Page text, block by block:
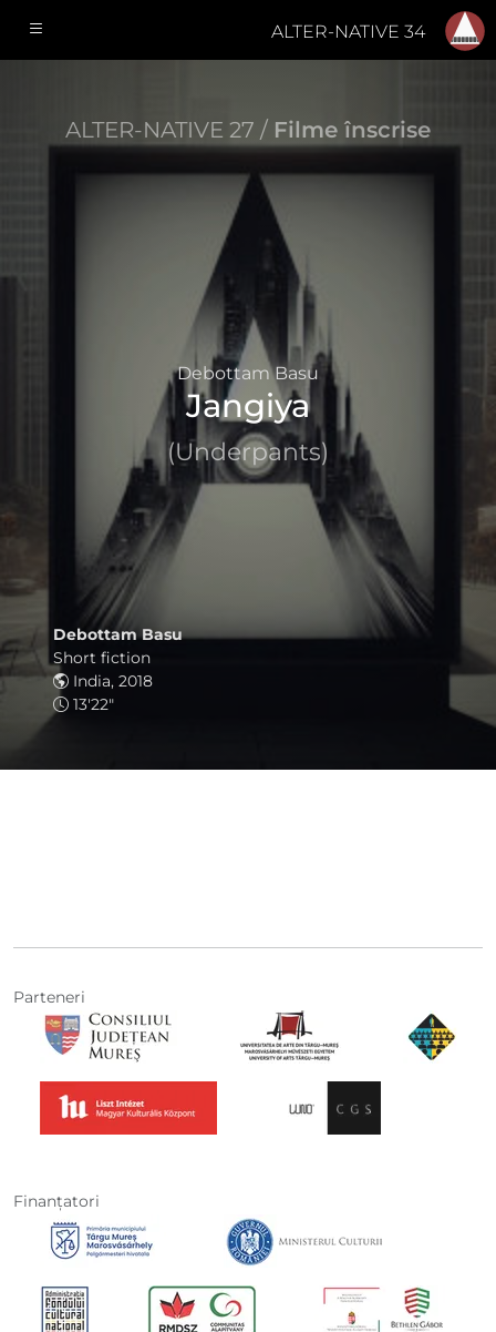
ALTER-NATIVE 34
ALTER-NATIVE 27 / Filme înscrise
Debottam Basu
Jangiya
(Underpants)
Debottam Basu
Short fiction
India, 2018
13'22"
Parteneri
Finanţatori